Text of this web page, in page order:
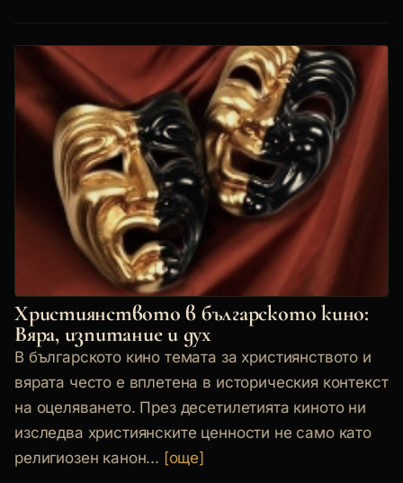
Християнството в българското кино:
Вяра, изпитание и дух
В българското кино темата за християнството и
вярата често е вплетена в историческия контекст
на оцеляването. През десетилетията киното ни
изследва християнските ценности не само като
религиозен канон... [още]